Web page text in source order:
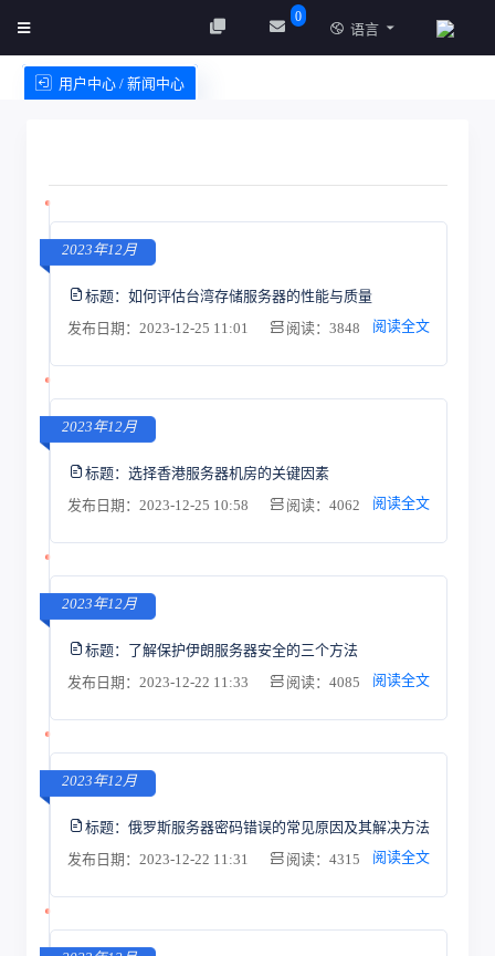
0
语言
用户中心 / 新闻中心
2023年12月
标题： 如何评估台湾存储服务器的性能与质量
发布日期：2023-12-25 11:01
阅读：3848 阅读全文
2023年12月
标题： 选择香港服务器机房的关键因素
发布日期：2023-12-25 10:58
阅读：4062 阅读全文
2023年12月
标题： 了解保护伊朗服务器安全的三个方法
发布日期：2023-12-22 11:33
阅读：4085 阅读全文
2023年12月
标题： 俄罗斯服务器密码错误的常见原因及其解决方法
发布日期：2023-12-22 11:31
阅读：4315 阅读全文